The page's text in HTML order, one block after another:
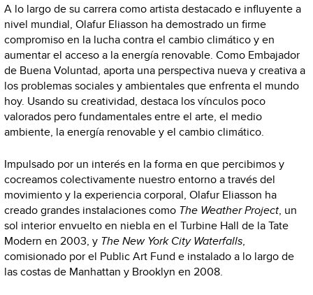
A lo largo de su carrera como artista destacado e influyente a
nivel mundial, Olafur Eliasson ha demostrado un firme
compromiso en la lucha contra el cambio climático y en
aumentar el acceso a la energía renovable. Como Embajador
de Buena Voluntad, aporta una perspectiva nueva y creativa a
los problemas sociales y ambientales que enfrenta el mundo
hoy. Usando su creatividad, destaca los vínculos poco
valorados pero fundamentales entre el arte, el medio
ambiente, la energía renovable y el cambio climático.
Impulsado por un interés en la forma en que percibimos y
cocreamos colectivamente nuestro entorno a través del
movimiento y la experiencia corporal, Olafur Eliasson ha
creado grandes instalaciones como The Weather Project, un
sol interior envuelto en niebla en el Turbine Hall de la Tate
Modern en 2003, y The New York City Waterfalls,
comisionado por el Public Art Fund e instalado a lo largo de
las costas de Manhattan y Brooklyn en 2008.